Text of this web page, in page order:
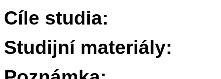
Cíle studia:
Studijní materiály: